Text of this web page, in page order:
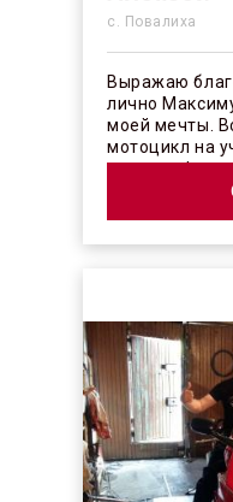
с. Повалиха
Выражаю
лично
моей мечты.
мотоцикл на
отличное! ...